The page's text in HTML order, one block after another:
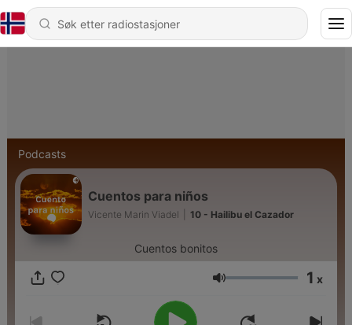
Podcasts
Cuentos para niños
Vicente Marin Viadel 10 - Hailibu el Cazador
Cuentos bonitos
Volum 1 x